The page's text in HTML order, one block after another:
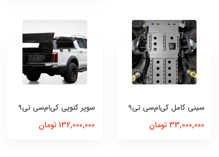
سینی کامل کی‌ام‌سی تی9
33,000,000 تومان
سوپر کنوپی کی‌ام‌سی تی9
132,000,000 تومان